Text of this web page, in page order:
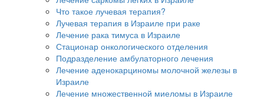
Что такое лучевая терапия?
Лучевая терапия в Израиле при раке
Лечение рака тимуса в Израиле
Стационар онкологического отделения
Подразделение амбулаторного лечения
Лечение аденокарциномы молочной железы в
Израиле
Лечение множественной миеломы в Израиле